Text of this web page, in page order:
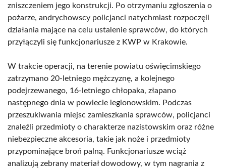
zniszczeniem jego konstrukcji. Po otrzymaniu zgłoszenia o
pożarze, andrychowscy policjanci natychmiast rozpoczęli
działania mające na celu ustalenie sprawców, do których
przyłączyli się funkcjonariusze z KWP w Krakowie.
W trakcie operacji, na terenie powiatu oświęcimskiego
zatrzymano 20-letniego mężczyznę, a kolejnego
podejrzewanego, 16-letniego chłopaka, złapano
następnego dnia w powiecie legionowskim. Podczas
przeszukiwania miejsc zamieszkania sprawców, policjanci
znaleźli przedmioty o charakterze nazistowskim oraz różne
niebezpieczne akcesoria, takie jak noże i przedmioty
przypominające broń palną. Funkcjonariusze wciąż
analizują zebrany materiał dowodowy, w tym nagrania z